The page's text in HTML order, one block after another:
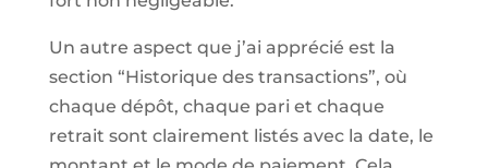
Un autre aspect que j’ai apprécié est la
section “Historique des transactions”, où
chaque dépôt, chaque pari et chaque
retrait sont clairement listés avec la date, le